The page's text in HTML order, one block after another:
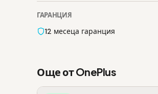
ГАРАНЦИЯ
12 месеца гаранция
Още от OnePlus